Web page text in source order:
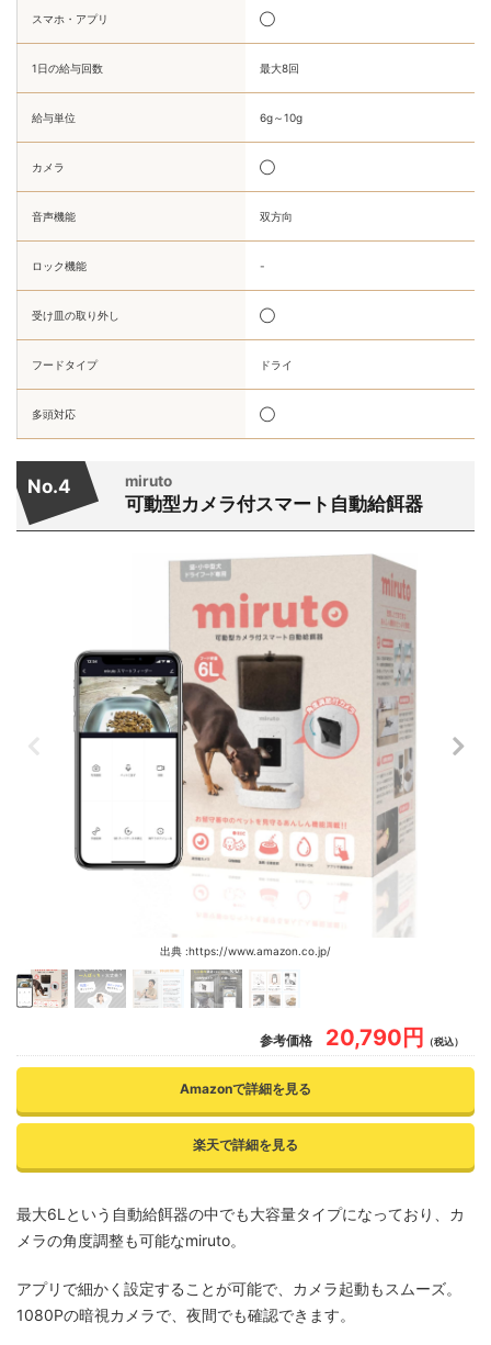
スマホ・アプリ ◯
1日の給与回数 最大8回
給与単位 6g～10g
カメラ ◯
音声機能 双方向
ロック機能 -
受け皿の取り外し ◯
フードタイプ ドライ
多頭対応 ◯
No.4 miruto
可動型カメラ付スマート自動給餌器
出典 :https://www.amazon.co.jp/
参考価格 20,790円 （税込）
Amazonで詳細を見る
楽天で詳細を見る
最大6Lという自動給餌器の中でも大容量タイプになっており、カ
メラの角度調整も可能なmiruto。
アプリで細かく設定することが可能で、カメラ起動もスムーズ。
1080Pの暗視カメラで、夜間でも確認できます。